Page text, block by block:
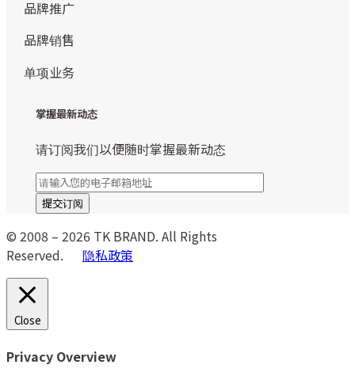
品牌推广
品牌销售
单项业务
掌握最新动态
请订阅我们以便随时掌握最新动态
© 2008 – 2026 TK BRAND. All Rights
Reserved. 隐私政策
Close
Privacy Overview